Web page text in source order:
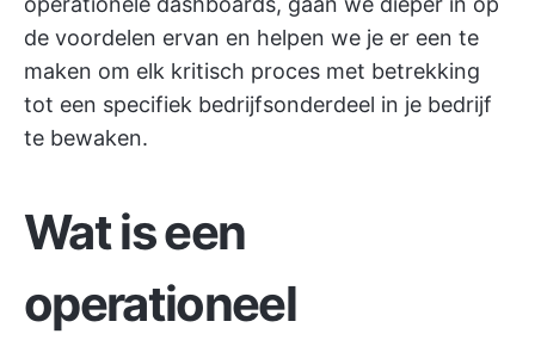
de voordelen ervan en helpen we je er een te
maken om elk kritisch proces met betrekking
tot een specifiek bedrijfsonderdeel in je bedrijf
te bewaken.
Wat is een
operationeel